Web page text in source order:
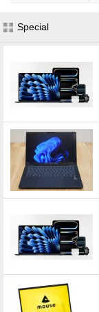
Special